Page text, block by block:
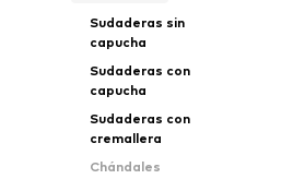
Sudaderas sin
capucha
Sudaderas con
capucha
Sudaderas con
cremallera
Chándales